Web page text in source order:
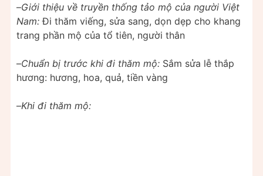
–Giới thiệu về truyền thống tảo mộ của người Việt
Nam:Đi thăm viếng, sửa sang, dọn dẹp cho khang
trang phần mộ của tổ tiên, người thân
–Chuẩn bị trước khi đi thăm mộ: Sắm sửa lễ thắp
hương: hương, hoa, quả, tiền vàng
–Khi đi thăm mộ: